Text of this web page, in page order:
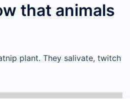
that animals
plant. They salivate, twitch